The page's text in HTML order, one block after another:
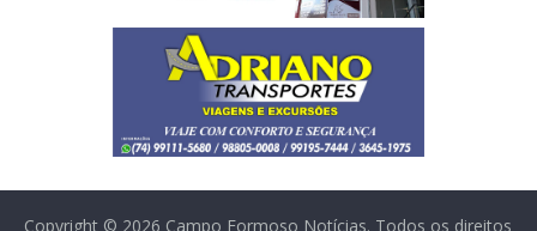
Copyright © 2026 Campo Formoso Notícias. Todos os direitos